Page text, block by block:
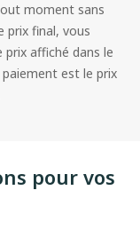
moment sans
prix final, vous
prix affiché dans le
est le prix
pour vos